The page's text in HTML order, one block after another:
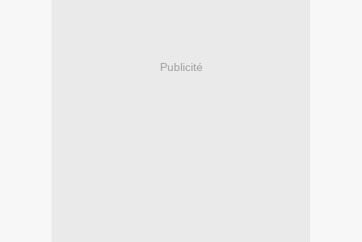
Publicité